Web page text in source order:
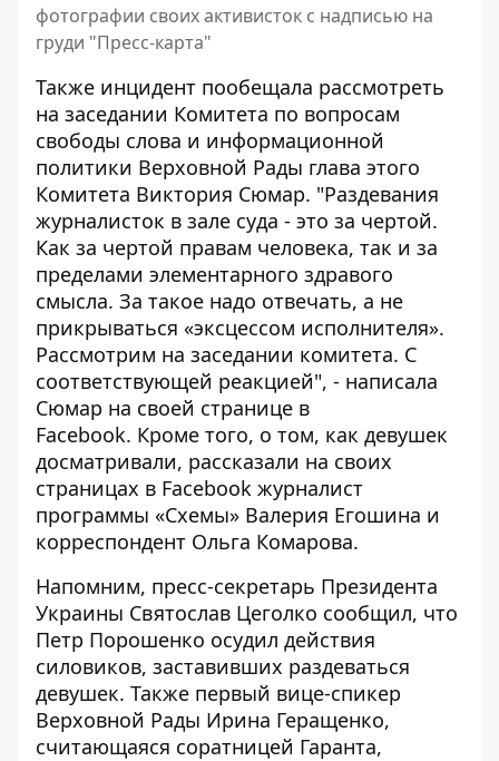
фотографии своих активисток с надписью на
груди "Пресс-карта"
Также инцидент пообещала рассмотреть
на заседании Комитета по вопросам
свободы слова и информационной
политики Верховной Рады глава этого
Комитета Виктория Сюмар. "Раздевания
журналисток в зале суда - это за чертой.
Как за чертой правам человека, так и за
пределами элементарного здравого
смысла. За такое надо отвечать, а не
прикрываться «эксцессом исполнителя».
Рассмотрим на заседании комитета. С
соответствующей реакцией", - написала
Сюмар на своей странице в
Facebook. Кроме того, о том, как девушек
досматривали, рассказали на своих
страницах в Facebook журналист
программы «Схемы» Валерия Егошина и
корреспондент Ольга Комарова.
Напомним, пресс-секретарь Президента
Украины Святослав Цеголко сообщил, что
Петр Порошенко осудил действия
cиловиков, заставивших раздеваться
девушек. Также первый вице-спикер
Верховной Рады Ирина Геращенко,
считающаяся соратницей Гаранта,